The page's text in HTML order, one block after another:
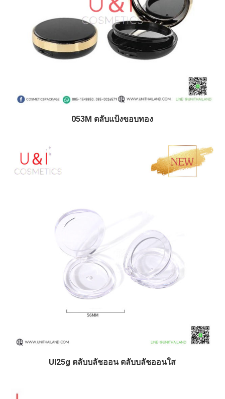
053M ตลับแป้งขอบทอง
UI25g ตลับบลัชออน ตลับบลัชออนใส